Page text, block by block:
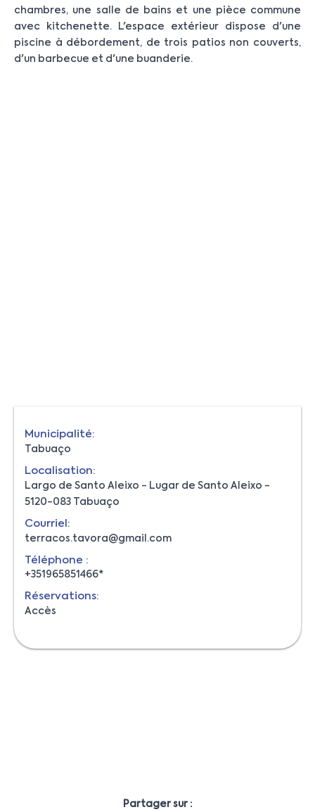
chambres, une salle de bains et une pièce commune
avec kitchenette. L'espace extérieur dispose d'une
piscine à débordement, de trois patios non couverts,
d'un barbecue et d'une buanderie.
Municipalité:
Tabuaço
Localisation:
Largo de Santo Aleixo - Lugar de Santo Aleixo -
5120-083 Tabuaço
Courriel:
terracos.tavora@gmail.com
Téléphone :
+351965851466*
Réservations:
Accès
Partager sur :